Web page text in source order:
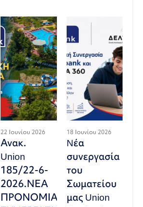
22 Ιουνίου 2026
Ανακ.
Union
185/22-6-
2026.ΝΕΑ
ΠΡΟΝΟΜΙΑΚΗ
18 Ιουνίου 2026
Nέα
συνεργασία
του
Σωματείου
μας Union